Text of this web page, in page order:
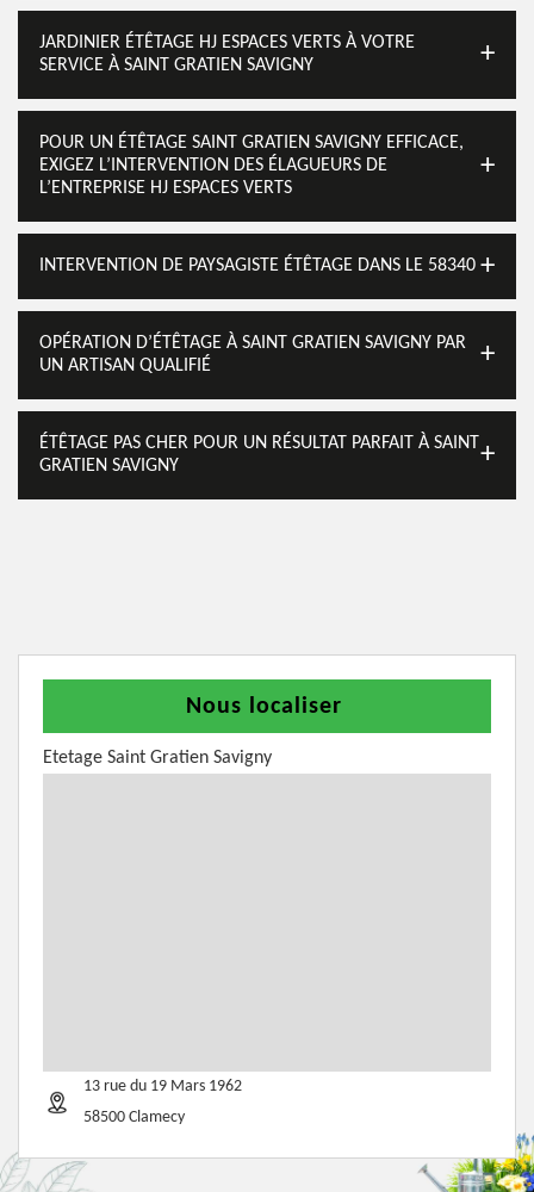
JARDINIER ÉTÊTAGE HJ ESPACES VERTS À VOTRE
SERVICE À SAINT GRATIEN SAVIGNY
POUR UN ÉTÊTAGE SAINT GRATIEN SAVIGNY EFFICACE,
EXIGEZ L’INTERVENTION DES ÉLAGUEURS DE
L’ENTREPRISE HJ ESPACES VERTS
INTERVENTION DE PAYSAGISTE ÉTÊTAGE DANS LE 58340
OPÉRATION D’ÉTÊTAGE À SAINT GRATIEN SAVIGNY PAR
UN ARTISAN QUALIFIÉ
ÉTÊTAGE PAS CHER POUR UN RÉSULTAT PARFAIT À SAINT
GRATIEN SAVIGNY
Nous localiser
Etetage Saint Gratien Savigny
13 rue du 19 Mars 1962
58500 Clamecy